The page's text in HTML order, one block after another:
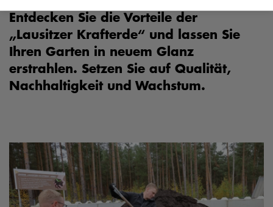
Entdecken Sie die Vorteile der
„Lausitzer Krafterde“ und lassen Sie
Ihren Garten in neuem Glanz
erstrahlen. Setzen Sie auf Qualität,
Nachhaltigkeit und Wachstum.